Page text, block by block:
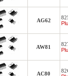
AG62
AW81
AC80